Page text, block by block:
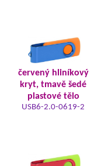
červený hliníkový
kryt, tmavě šedé
plastové tělo
USB6-2.0-0619-2